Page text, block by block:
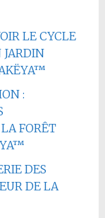
LE CYCLE
JARDIN
:
FORÊT
DES
DE LA